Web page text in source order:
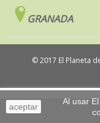
GRANADA
aceptar
Al usar
© 2017 El Planeta